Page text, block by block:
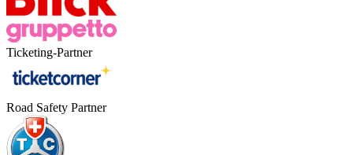
Ticketing-Partner
Road Safety Partner